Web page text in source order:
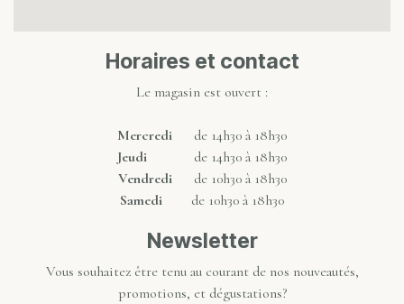
Horaires et contact
Le magasin est ouvert :
Mercredi de 14h30 à 18h30
Jeudi de 14h30 à 18h30
Vendredide 10h30 à 18h30
Samedi de 10h30 à 18h30
Newsletter
Vous souhaitez être tenu au courant de nos nouveautés,
promotions, et dégustations?